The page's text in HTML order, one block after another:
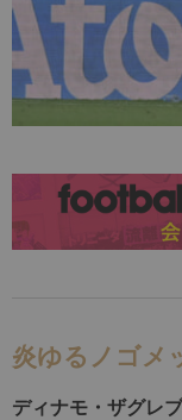
炎ゆるノゴメ
ディナモ・ザグレ